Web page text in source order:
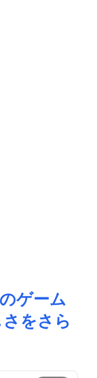
ゲーム
をさら